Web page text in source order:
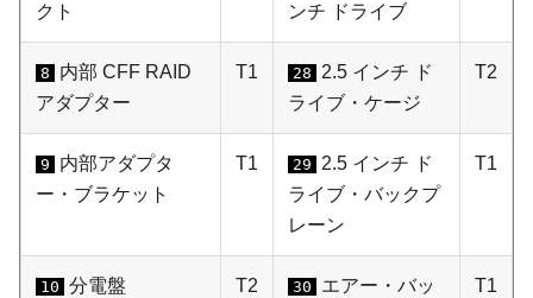
クト
ンチ ドライブ
8
内部 CFF RAID
アダプター
T1 28
2.5 インチ ド
ライブ・ケージ
T2
9
内部アダプタ
ー・ブラケット
T1 29
2.5 インチ ド
ライブ・バックプ
レーン
T1
10 分電盤 T2 30
エアー・バッ
T1